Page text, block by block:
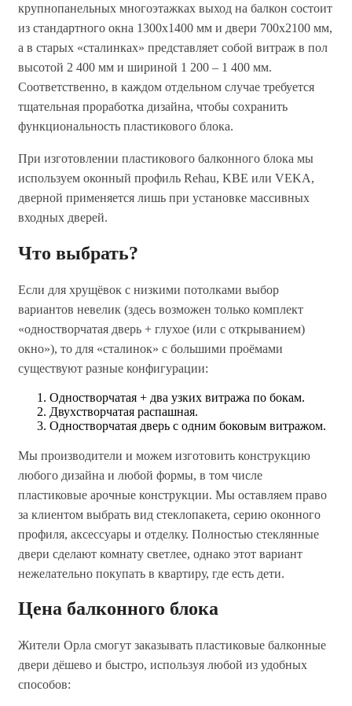
крупнопанельных многоэтажках выход на балкон состоит
из стандартного окна 1300х1400 мм и двери 700х2100 мм,
а в старых «сталинках» представляет собой витраж в пол
высотой 2 400 мм и шириной 1 200 – 1 400 мм.
Соответственно, в каждом отдельном случае требуется
тщательная проработка дизайна, чтобы сохранить
функциональность пластикового блока.
При изготовлении пластикового балконного блока мы
используем оконный профиль Rehau, KBE или VEKA,
дверной применяется лишь при установке массивных
входных дверей.
Что выбрать?
Если для хрущёвок с низкими потолками выбор
вариантов невелик (здесь возможен только комплект
«одностворчатая дверь + глухое (или с открыванием)
окно»), то для «сталинок» с большими проёмами
существуют разные конфигурации:
Одностворчатая + два узких витража по бокам.
Двухстворчатая распашная.
Одностворчатая дверь с одним боковым витражом.
Мы производители и можем изготовить конструкцию
любого дизайна и любой формы, в том числе
пластиковые арочные конструкции. Мы оставляем право
за клиентом выбрать вид стеклопакета, серию оконного
профиля, аксессуары и отделку. Полностью стеклянные
двери сделают комнату светлее, однако этот вариант
нежелательно покупать в квартиру, где есть дети.
Цена балконного блока
Жители Орла смогут заказывать пластиковые балконные
двери дёшево и быстро, используя любой из удобных
способов: